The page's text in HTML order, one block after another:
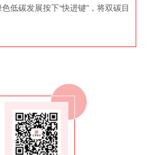
低碳发展按下“快进键”，将双碳目